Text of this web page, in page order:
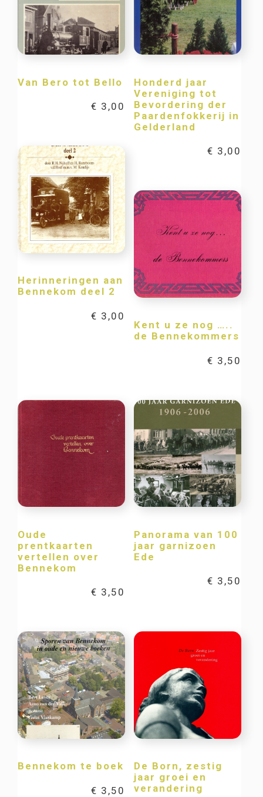
Van Bero tot Bello
€ 3,00
Honderd jaar
Vereniging tot
Bevordering der
Paardenfokkerij in
Gelderland
€ 3,00
Herinneringen aan
Bennekom deel 2
€ 3,00
Kent u ze nog …..
de Bennekommers
€ 3,50
Oude
prentkaarten
vertellen over
Bennekom
€ 3,50
Panorama van 100
jaar garnizoen
Ede
€ 3,50
Bennekom te boek
€ 3,50
De Born, zestig
jaar groei en
verandering